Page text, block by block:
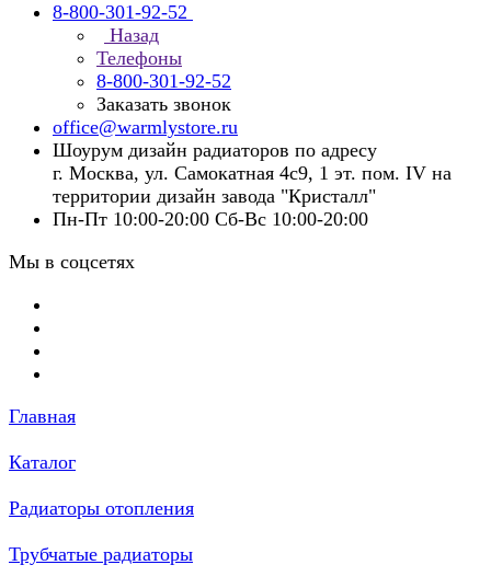
8-800-301-92-52
Назад
Телефоны
8-800-301-92-52
Заказать звонок
office@warmlystore.ru
Шоурум дизайн радиаторов по адресу
г. Москва, ул. Самокатная 4с9, 1 эт. пом. IV на
территории дизайн завода "Кристалл"
Пн-Пт 10:00-20:00 Сб-Вс 10:00-20:00
Мы в соцсетях
Главная
Каталог
Радиаторы отопления
Трубчатые радиаторы